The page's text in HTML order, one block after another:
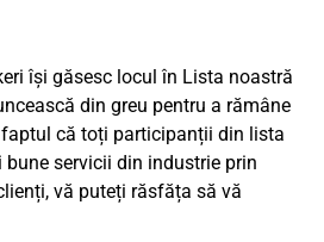
își găsesc locul în Lista noastră
din greu pentru a rămâne
că toți participanții din lista
servicii din industrie prin
vă puteți răsfăța să vă